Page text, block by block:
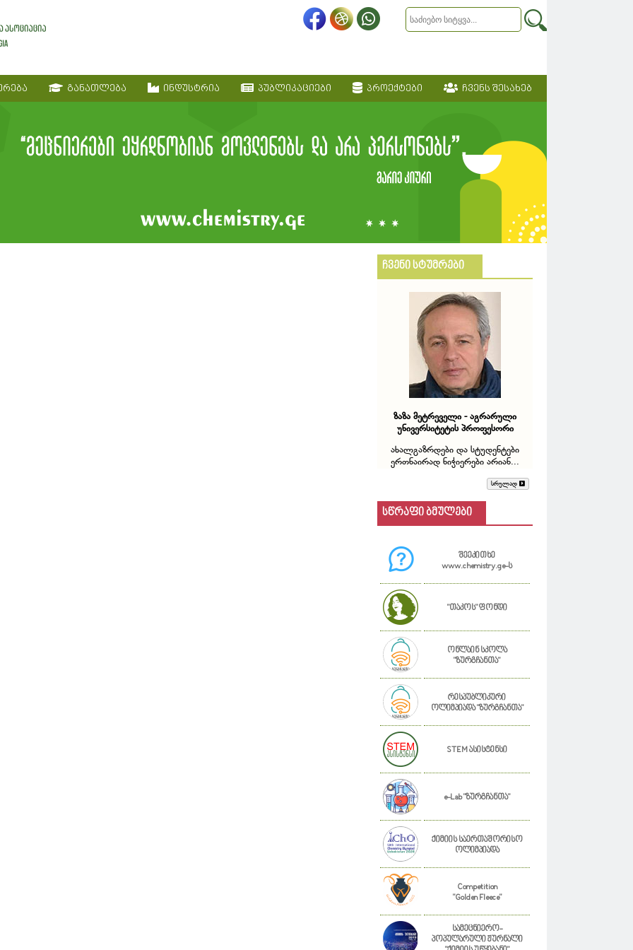
განათლება ინდუსტრია პუბლიკაციები პროექტები ჩვენს შესახებ
ჩვენი სტუმრები
ზაზა მეტრეველი - აგრარული
უნივერსიტეტის პროფესორი
ახალგაზრდები და სტუდენტები
ერთნაირად ნიჭიერები არიან...
სრულად
სწრაფი ბმულები
შეეკითხე
www.chemistry.ge-ს
"თაკოს" ფონდი
ონლაინ სკოლა
"ზურგჩანთა"
რესპუბლიკური
ოლიმპიადა "ზურგჩანთა"
STEM ასისტენსი
e-Lab "ზურგჩანთა"
ქიმიის საერთაშორისო
ოლიმპიადა
Competition
"Golden Fleece"
სამეცნიერო-
პოპულარული ჟურნალი